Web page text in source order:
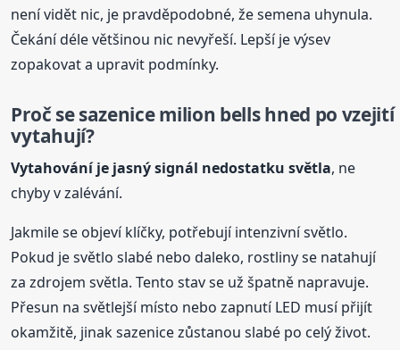
není vidět nic, je pravděpodobné, že semena uhynula.
Čekání déle většinou nic nevyřeší. Lepší je výsev
zopakovat a upravit podmínky.
Proč se sazenice milion bellshned po vzejití
vytahují?
Vytahování je jasný signál nedostatku světla, ne
chyby v zalévání.
Jakmile se objeví klíčky, potřebují intenzivní světlo.
Pokud je světlo slabé nebo daleko, rostliny se natahují
za zdrojem světla. Tento stav se už špatně napravuje.
Přesun na světlejší místo nebo zapnutí LED musí přijít
okamžitě, jinak sazenice zůstanou slabé po celý život.